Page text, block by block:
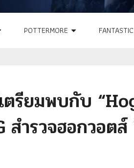
POTTERMORE
เตรียมพบกับ
สำรวจฮอกวอต